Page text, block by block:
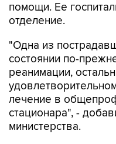
помощи. Ее
отделение.
"Одна из
состоянии по-
реанимации,
лечение в
стационара", -
министерства.